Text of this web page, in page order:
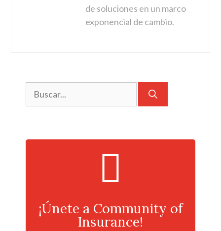
de soluciones en un marco
exponencial de cambio.
¡Únete a Community of
Insurance!